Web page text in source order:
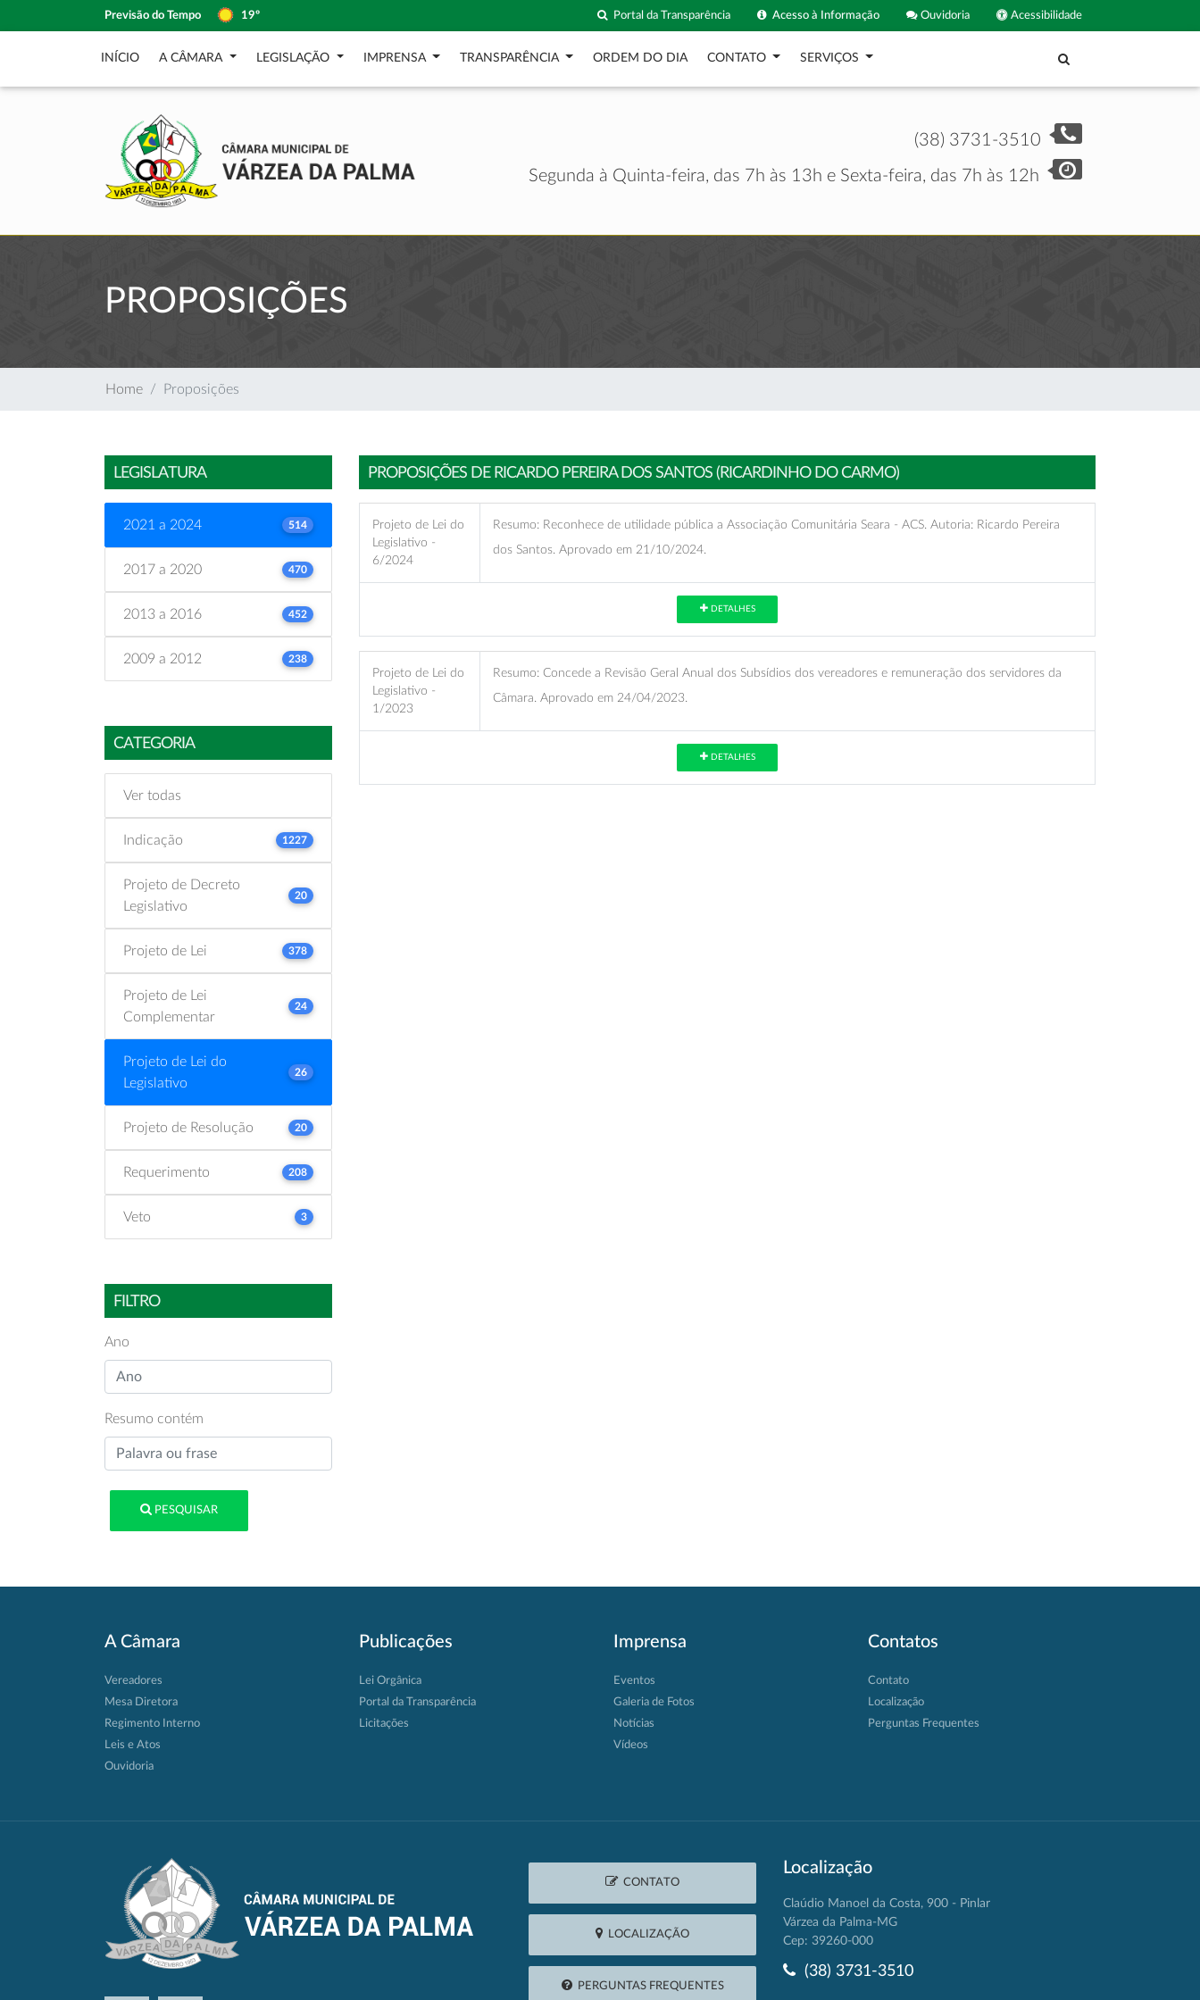
Previsão do Tempo 19º Acessibilidade
Ouvidoria
Acesso à Informação
Portal da Transparência
INÍCIO A CÂMARA LEGISLAÇÃO IMPRENSA TRANSPARÊNCIA ORDEM DO DIA CONTATO SERVIÇOS
(38) 3731-3510
Segunda à Quinta-feira, das 7h às 13h e Sexta-feira, das 7h às 12h
PROPOSIÇÕES
Home Proposições
LEGISLATURA
2021 a 2024 514
2017 a 2020 470
2013 a 2016 452
2009 a 2012 238
CATEGORIA
Ver todas
Indicação 1227
Projeto de Decreto
Legislativo
20
Projeto de Lei 378
Projeto de Lei
Complementar
24
Projeto de Lei do
Legislativo
26
Projeto de Resolução 20
Requerimento 208
Veto 3
FILTRO
Ano
Resumo contém
PESQUISAR
PROPOSIÇÕES DE RICARDO PEREIRA DOS SANTOS (RICARDINHO DO CARMO)
Projeto de Lei do
Legislativo -
6/2024
Resumo: Reconhece de utilidade pública a Associação Comunitária Seara - ACS. Autoria: Ricardo Pereira
dos Santos. Aprovado em 21/10/2024.
DETALHES
Projeto de Lei do
Legislativo -
1/2023
Resumo: Concede a Revisão Geral Anual dos Subsídios dos vereadores e remuneração dos servidores da
Câmara. Aprovado em 24/04/2023.
DETALHES
A Câmara
Vereadores
Mesa Diretora
Regimento Interno
Leis e Atos
Ouvidoria
Publicações
Lei Orgânica
Portal da Transparência
Licitações
Imprensa
Eventos
Galeria de Fotos
Notícias
Vídeos
Contatos
Contato
Localização
Perguntas Frequentes
CONTATO
LOCALIZAÇÃO
PERGUNTAS FREQUENTES
Localização
Claúdio Manoel da Costa, 900 - Pinlar
Várzea da Palma-MG
Cep: 39260-000
(38) 3731-3510